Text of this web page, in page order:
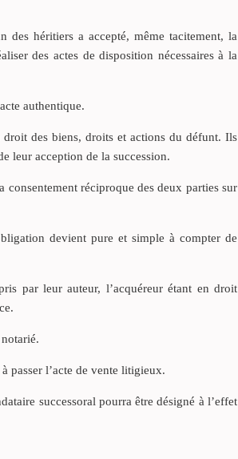
héritiers a accepté, même tacitement, la
des actes de disposition nécessaires à la
authentique.
des biens, droits et actions du défunt. Ils
leur acception de la succession.
réciproque des deux parties sur
devient pure et simple à compter de
par leur auteur, l’acquéreur étant en droit
passer l’acte de vente litigieux.
successoral pourra être désigné à l’effet